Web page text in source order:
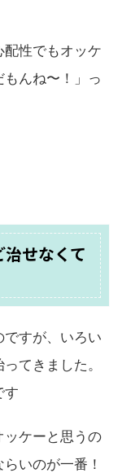
性でもオッケ
んね〜！」っ
せなくて
すが、いろい
てきました。
す
ッケーと思うの
いのが一番！